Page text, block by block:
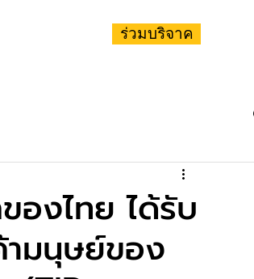
ร่วมบริจาค
องไทย ได้รับ
ามนุษย์ของ